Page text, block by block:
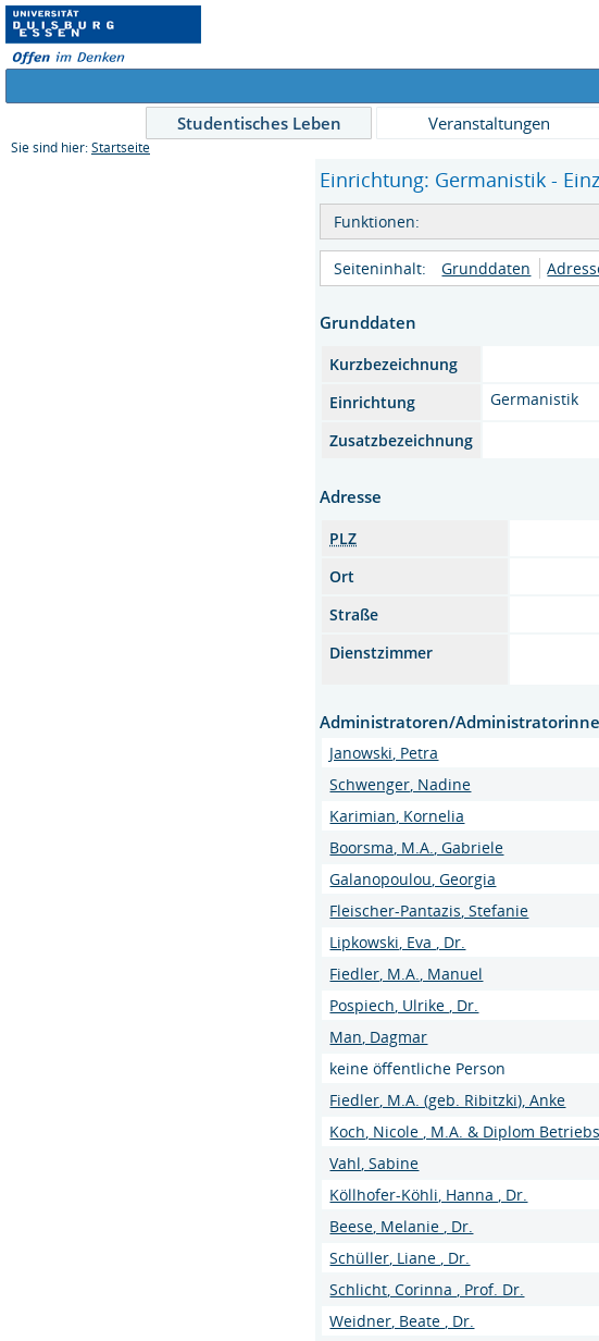
Studentisches Leben Veranstaltungen
Sie sind hier: Startseite
Einrichtung: Germanistik -
Funktionen:
Seiteninhalt: Grunddaten
Grunddaten
Kurzbezeichnung
Einrichtung
Germanistik
Zusatzbezeichnung
Adresse
PLZ
Ort
Straße
Dienstzimmer
Administratoren/
Janowski, Petra
Schwenger, Nadine
Karimian, Kornelia
Boorsma, M.A., Gabriele
Galanopoulou, Georgia
Fleischer-Pantazis, Stefanie
Lipkowski, Eva , Dr.
Fiedler, M.A., Manuel
Pospiech, Ulrike , Dr.
Man, Dagmar
keine öffentliche Person
Fiedler, M.A. (geb. Ribitzki), Anke
Koch, Nicole , M.A. & Diplom
Vahl, Sabine
Köllhofer-Köhli, Hanna , Dr.
Beese, Melanie , Dr.
Schüller, Liane , Dr.
Schlicht, Corinna , Prof. Dr.
Weidner, Beate , Dr.